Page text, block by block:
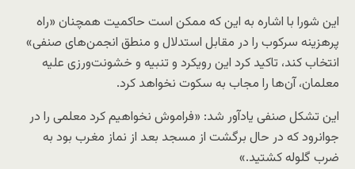
این شورا با اشاره به این که ممکن است حاکمیت همچنان «راه
پرهزینه سرکوب را در مقابل استدلال و منطق انجمن‌های صنفی»
انتخاب کند، تاکید کرد این رویکرد و تنبیه و خشونت‌ورزی علیه
معلمان، آن‌ها را مجاب به سکوت نخواهد کرد.
این تشکل صنفی یادآور شد: «فراموش نخواهیم کرد معلمی را در
جوانرود که در حال برگشت از مسجد بعد از نماز مغرب بود به
ضرب گلوله کشتید.»